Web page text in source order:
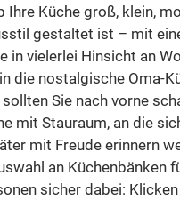
Ihre Küche groß, klein,
gestaltet ist – mit
in vielerlei Hinsicht an
die nostalgische Oma-
Sie nach vorne
mit Stauraum, an die
mit Freude erinnern
an Küchenbänken
sicher dabei: